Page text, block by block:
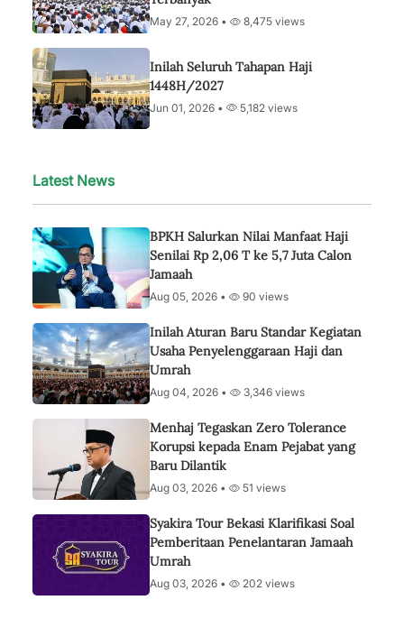
May 27, 2026 • 8,475 views
Inilah Seluruh Tahapan Haji
1448H/2027
Jun 01, 2026 • 5,182 views
Latest News
BPKH Salurkan Nilai Manfaat Haji
Senilai Rp 2,06 T ke 5,7 Juta Calon
Jamaah
Aug 05, 2026 • 90 views
Inilah Aturan Baru Standar Kegiatan
Usaha Penyelenggaraan Haji dan
Umrah
Aug 04, 2026 • 3,346 views
Menhaj Tegaskan Zero Tolerance
Korupsi kepada Enam Pejabat yang
Baru Dilantik
Aug 03, 2026 • 51 views
Syakira Tour Bekasi Klarifikasi Soal
Pemberitaan Penelantaran Jamaah
Umrah
Aug 03, 2026 • 202 views